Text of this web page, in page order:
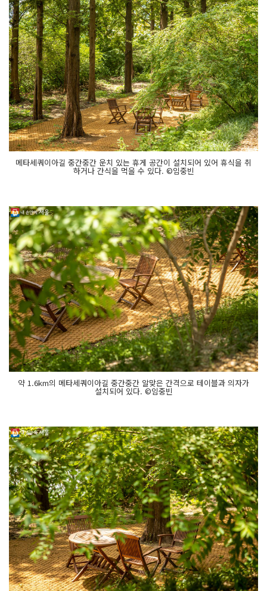
메타세쿼이아길 중간중간 운치 있는 휴게 공간이 설치되어 있어 휴식을 취
하거나 간식을 먹을 수 있다. ©임중빈
약 1.6km의 메타세쿼이아길 중간중간 알맞은 간격으로 테이블과 의자가
설치되어 있다. ©임중빈